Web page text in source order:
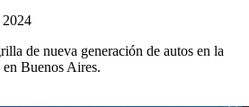
2024
de nueva generación de autos en la
Buenos Aires.